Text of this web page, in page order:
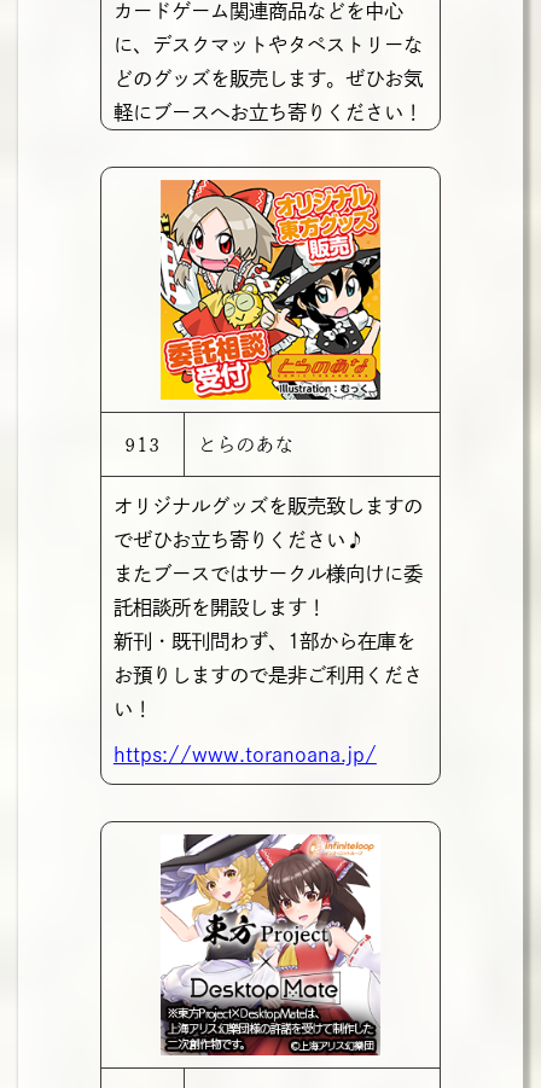
カードゲーム関連商品などを中心
に、デスクマットやタペストリーな
どのグッズを販売します。ぜひお気
軽にブースへお立ち寄りください！
913 とらのあな
オリジナルグッズを販売致しますの
でぜひお立ち寄りください♪
またブースではサークル様向けに委
託相談所を開設します！
新刊・既刊問わず、1部から在庫を
お預りしますので是非ご利用くださ
い！
https://www.toranoana.jp/